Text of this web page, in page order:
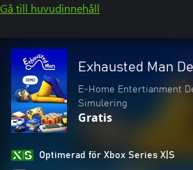
Gå till huvudinnehåll
Exhausted Man
E-Home Entertianment
Simulering
Gratis
Optimerad för Xbox Series X|S